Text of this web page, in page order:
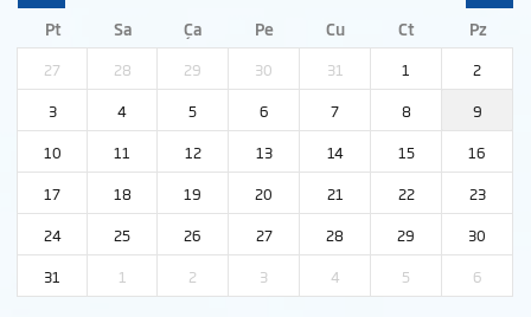
Pt Sa Ça Pe Cu Ct Pz
27 28 29 30 31 1
2
3
4 5 6 7 8
9
10
11 12 13 14 15
16
17
18 19 20 21 22
23
24
25 26 27 28 29
30
31
1 2 3 4 5 6